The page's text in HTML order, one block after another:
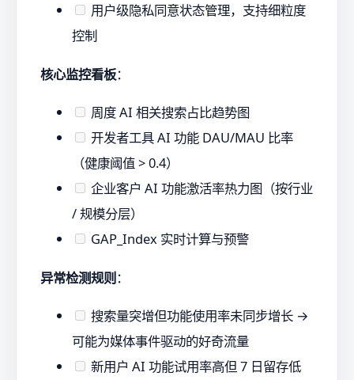
用户级隐私同意状态管理，支持细粒度
控制
核心监控看板：
周度 AI 相关搜索占比趋势图
开发者工具 AI 功能 DAU/MAU 比率
（健康阈值 > 0.4）
企业客户 AI 功能激活率热力图（按行业
/ 规模分层）
GAP_Index 实时计算与预警
异常检测规则：
搜索量突增但功能使用率未同步增长 →
可能为媒体事件驱动的好奇流量
新用户 AI 功能试用率高但 7 日留存低